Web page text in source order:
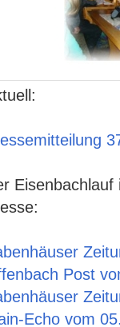
Post
Echo vom